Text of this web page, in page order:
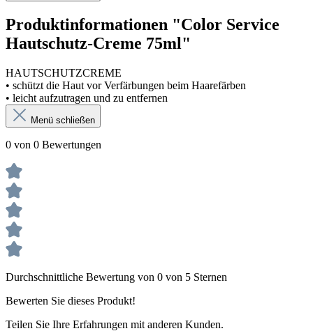
Produktinformationen "Color Service
Hautschutz-Creme 75ml"
HAUTSCHUTZCREME
• schützt die Haut vor Verfärbungen beim Haarefärben
• leicht aufzutragen und zu entfernen
Menü schließen
0 von 0 Bewertungen
Durchschnittliche Bewertung von 0 von 5 Sternen
Bewerten Sie dieses Produkt!
Teilen Sie Ihre Erfahrungen mit anderen Kunden.